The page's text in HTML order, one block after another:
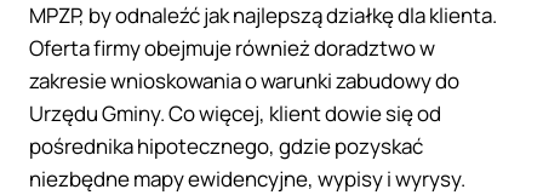
MPZP, by odnaleźć jak najlepszą działkę dla klienta.
Oferta firmy obejmuje również doradztwo w
zakresie wnioskowania o warunki zabudowy do
Urzędu Gminy. Co więcej, klient dowie się od
pośrednika hipotecznego, gdzie pozyskać
niezbędne mapy ewidencyjne, wypisy i wyrysy.